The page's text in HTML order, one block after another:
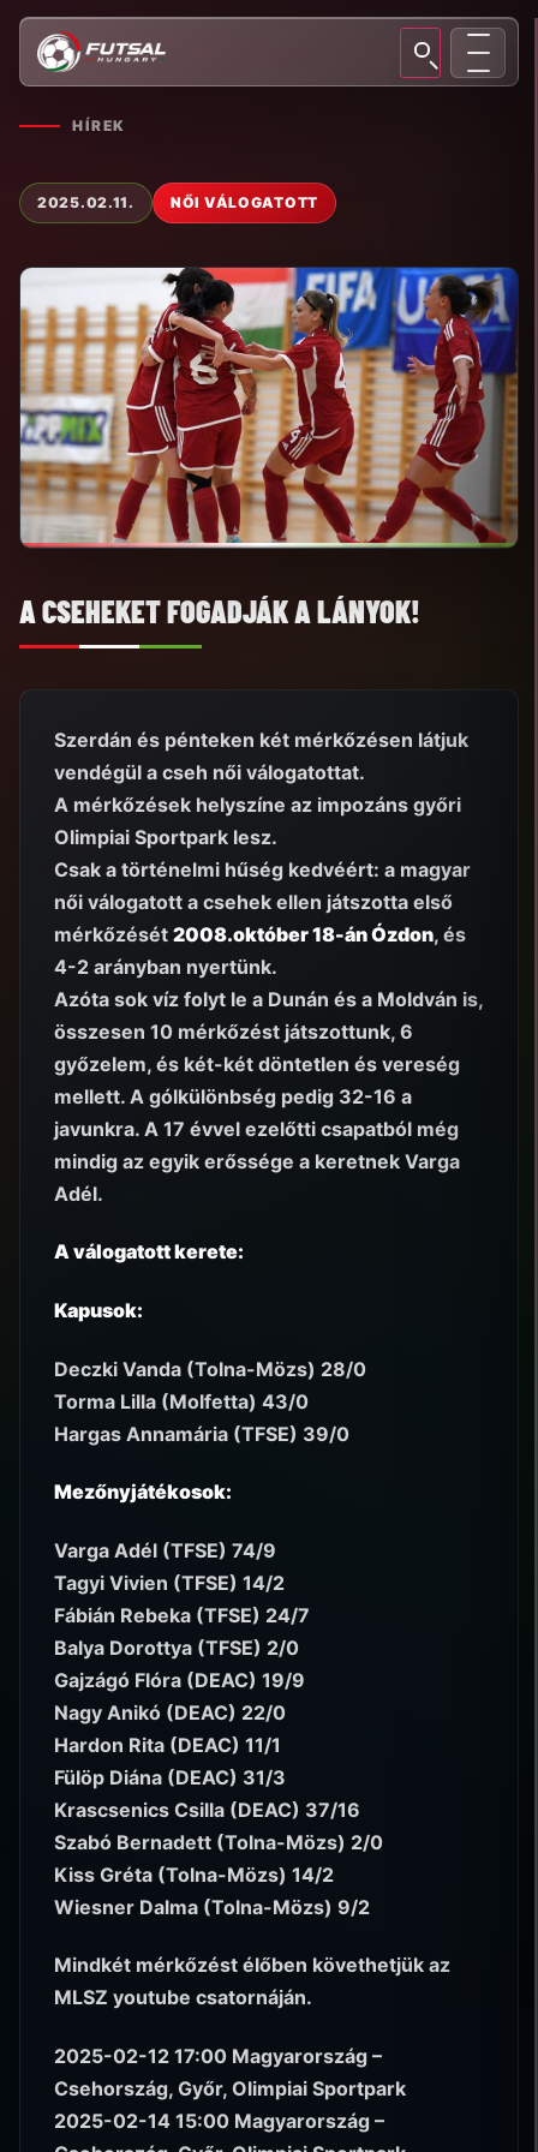
HÍREK
2025.02.11. NŐI VÁLOGATOTT
A CSEHEKET FOGADJÁK A LÁNYOK!
Szerdán és pénteken két mérkőzésen látjuk
vendégül a cseh női válogatottat.
A mérkőzések helyszíne az impozáns győri
Olimpiai Sportpark lesz.
Csak a történelmi hűség kedvéért: a magyar
női válogatott a csehek ellen játszotta első
mérkőzését 2008.október 18-án Ózdon, és
4-2 arányban nyertünk.
Azóta sok víz folyt le a Dunán és a Moldván is,
összesen 10 mérkőzést játszottunk, 6
győzelem, és két-két döntetlen és vereség
mellett. A gólkülönbség pedig 32-16 a
javunkra. A 17 évvel ezelőtti csapatból még
mindig az egyik erőssége a keretnek Varga
Adél.
A válogatott kerete:
Kapusok:
Deczki Vanda (Tolna-Mözs) 28/0
Torma Lilla (Molfetta) 43/0
Hargas Annamária (TFSE) 39/0
Mezőnyjátékosok:
Varga Adél (TFSE) 74/9
Tagyi Vivien (TFSE) 14/2
Fábián Rebeka (TFSE) 24/7
Balya Dorottya (TFSE) 2/0
Gajzágó Flóra (DEAC) 19/9
Nagy Anikó (DEAC) 22/0
Hardon Rita (DEAC) 11/1
Fülöp Diána (DEAC) 31/3
Krascsenics Csilla (DEAC) 37/16
Szabó Bernadett (Tolna-Mözs) 2/0
Kiss Gréta (Tolna-Mözs) 14/2
Wiesner Dalma (Tolna-Mözs) 9/2
Mindkét mérkőzést élőben követhetjük az
MLSZ youtube csatornáján.
2025-02-12 17:00 Magyarország –
Csehország, Győr, Olimpiai Sportpark
2025-02-14 15:00 Magyarország –